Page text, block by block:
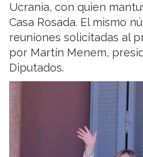
Ucrania, con quien
Casa Rosada. El mismo
reuniones solicitadas al
por Martín Menem,
Diputados.